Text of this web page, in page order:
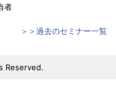
者
＞＞過去のセミナー一覧
Reserved.